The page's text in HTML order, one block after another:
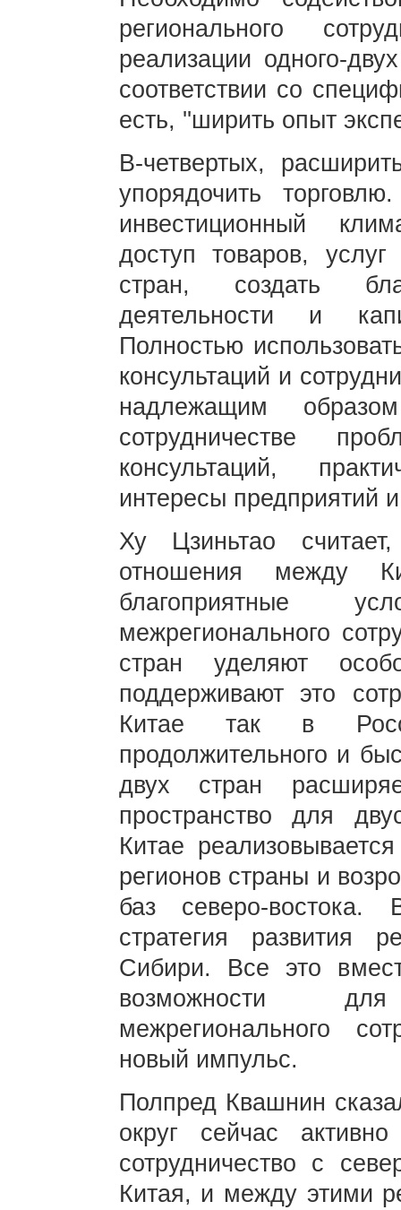
регионального
реализации одного-
соответствии со
есть, ''ширить опыт
В-четвертых,
упорядочить
инвестиционный
доступ товаров,
стран, создать
деятельности и
Полностью
консультаций и
надлежащим
сотрудничестве
консультаций,
интересы предприятий
Ху Цзиньтао
отношения между
благоприятные
межрегионального
стран уделяют
поддерживают это
Китае так в
продолжительного и
двух стран
пространство для
Китае
регионов страны и
баз северо-
стратегия развития
Сибири. Все это
возможности
межрегионального
новый импульс.
Полпред Квашнин
округ сейчас активно
сотрудничество с
Китая, и между этими